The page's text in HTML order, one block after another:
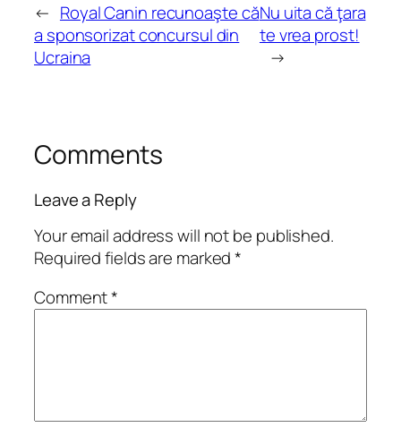
← Royal Canin recunoaşte că
a sponsorizat concursul din
Ucraina
Nu uita că ţara
te vrea prost!
→
Comments
Leave a Reply
Your email address will not be published.
Required fields are marked*
Comment*